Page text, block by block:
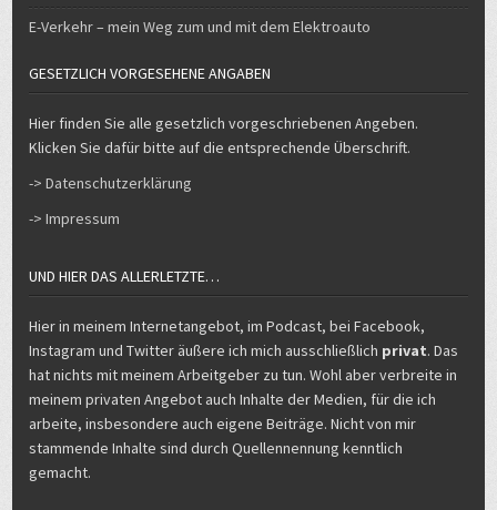
E-Verkehr – mein Weg zum und mit dem Elektroauto
GESETZLICH VORGESEHENE ANGABEN
Hier finden Sie alle gesetzlich vorgeschriebenen Angeben.
Klicken Sie dafür bitte auf die entsprechende Überschrift.
-> Datenschutzerklärung
-> Impressum
UND HIER DAS ALLERLETZTE…
Hier in meinem Internetangebot, im Podcast, bei Facebook,
Instagram und Twitter äußere ich mich ausschließlich privat. Das
hat nichts mit meinem Arbeitgeber zu tun. Wohl aber verbreite in
meinem privaten Angebot auch Inhalte der Medien, für die ich
arbeite, insbesondere auch eigene Beiträge. Nicht von mir
stammende Inhalte sind durch Quellennennung kenntlich
gemacht.